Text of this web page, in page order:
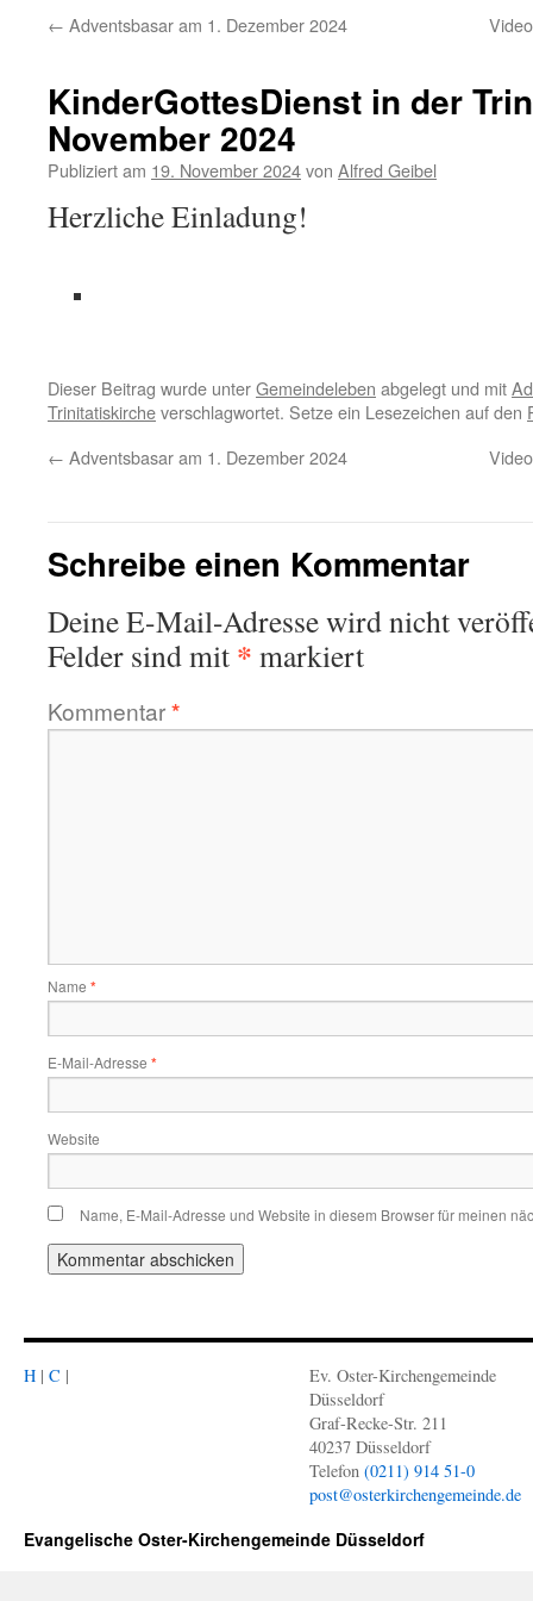
← Adventsbasar am 1. Dezember 2024
KinderGottesDienst in der
November 2024
Publiziert am 19. November 2024von Alfred Geibel
Herzliche Einladung!
Dieser Beitrag wurde unterGemeindeleben abgelegt und mit
Trinitatiskircheverschlagwortet. Setze ein Lesezeichen auf den
← Adventsbasar am 1. Dezember 2024
Schreibe einen Kommentar
Deine E-Mail-Adresse wird nicht
Felder sind mit * markiert
Kommentar*
Name *
E-Mail-Adresse *
Website
Name, E-Mail-Adresse und Website in diesem Browser für meinen
H | C |
Ev. Oster-Kirchengemeinde
Düsseldorf
Graf-Recke-Str. 211
40237 Düsseldorf
Telefon (0211) 914 51-0
post@osterkirchengemeinde.de
Evangelische Oster-Kirchengemeinde Düsseldorf